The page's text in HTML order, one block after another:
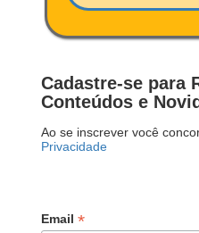
Cadastre-se para
Conteúdos e
Ao se inscrever você
Privacidade
Email*